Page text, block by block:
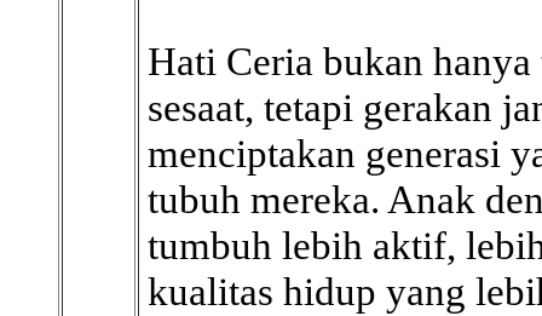
Hati Ceria bukan
sesaat, tetapi gerakan
menciptakan generasi
tubuh mereka. Anak
tumbuh lebih aktif,
kualitas hidup yang